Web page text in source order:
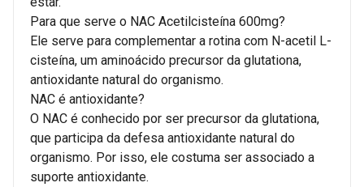
Para que serve o NAC Acetilcisteína 600mg?
Ele serve para complementar a rotina com N-acetil L-
cisteína, um aminoácido precursor da glutationa,
antioxidante natural do organismo.
NAC é antioxidante?
O NAC é conhecido por ser precursor da glutationa,
que participa da defesa antioxidante natural do
organismo. Por isso, ele costuma ser associado a
suporte antioxidante.